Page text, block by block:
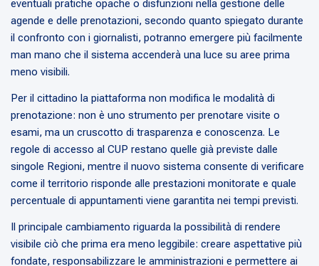
eventuali pratiche opache o disfunzioni nella gestione delle
agende e delle prenotazioni, secondo quanto spiegato durante
il confronto con i giornalisti, potranno emergere più facilmente
man mano che il sistema accenderà una luce su aree prima
meno visibili.
Per il cittadino la piattaforma non modifica le modalità di
prenotazione: non è uno strumento per prenotare visite o
esami, ma un cruscotto di trasparenza e conoscenza. Le
regole di accesso al CUP restano quelle già previste dalle
singole Regioni, mentre il nuovo sistema consente di verificare
come il territorio risponde alle prestazioni monitorate e quale
percentuale di appuntamenti viene garantita nei tempi previsti.
Il principale cambiamento riguarda la possibilità di rendere
visibile ciò che prima era meno leggibile: creare aspettative più
fondate, responsabilizzare le amministrazioni e permettere ai